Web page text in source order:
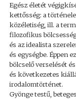
Egész életét
kettősség: a
közéletiség, ill. a
filozofikus
és az idealista
és egységbe. Éppen
bölcselő verselését
és következetes
irodalomtörténet.
Gyönge testű,